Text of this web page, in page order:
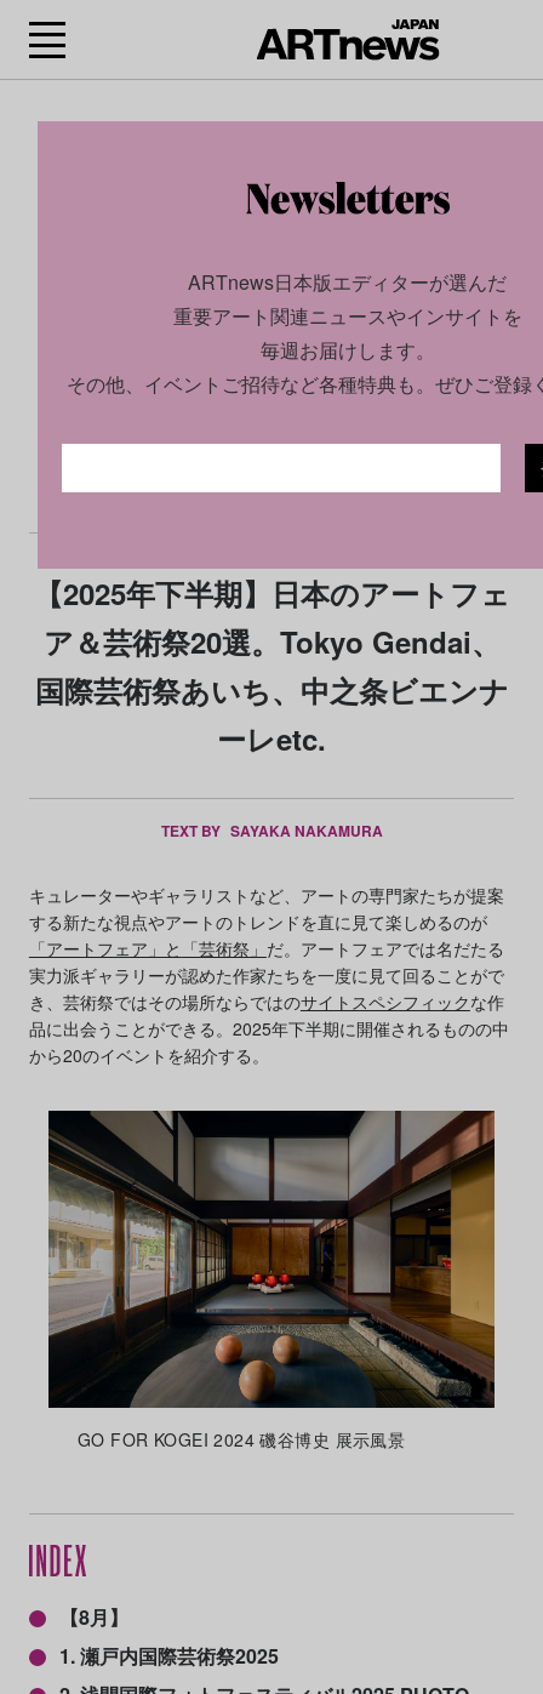
【2025年下半期】日本のアートフェ
ア＆芸術祭20選。Tokyo Gendai、
国際芸術祭あいち、中之条ビエンナ
ーレetc.
TEXT BY SAYAKA NAKAMURA
キュレーターやギャラリストなど、アートの専門家たちが提案
する新たな視点やアートのトレンドを直に見て楽しめるのが
「アートフェア」と 「芸術祭」 だ。アートフェアでは名だたる
実力派ギャラリーが認めた作家たちを一度に見て回ることがで
き、芸術祭ではその場所ならではのサイトスペシフィックな作
品に出会うことができる。2025年下半期に開催されるものの中
から20のイベントを紹介する。
GO FOR KOGEI 2024 磯谷博史 展示風景
【8月】
1. 瀬戸内国際芸術祭2025
ARTnews日本版エディターが選んだ
重要アート関連ニュースやインサイトを
毎週お届けします。
その他、イベントご招待など各種特典も。ぜひご登録